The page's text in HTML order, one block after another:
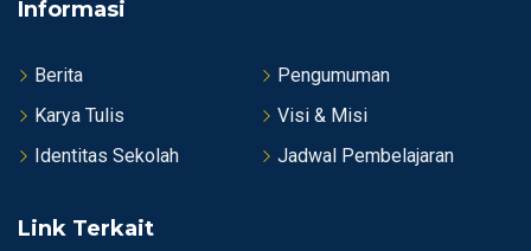
Informasi
Berita
Pengumuman
Karya Tulis
Visi & Misi
Identitas Sekolah
Jadwal Pembelajaran
Link Terkait